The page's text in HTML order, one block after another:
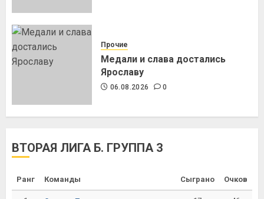
Прочие
Медали и слава достались
Ярославу
06.08.2026 0
ВТОРАЯ ЛИГА Б. ГРУППА 3
Ранг Команды Сыграно Очков